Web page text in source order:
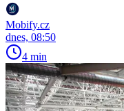
Mobify.cz
dnes, 08:50
4 min